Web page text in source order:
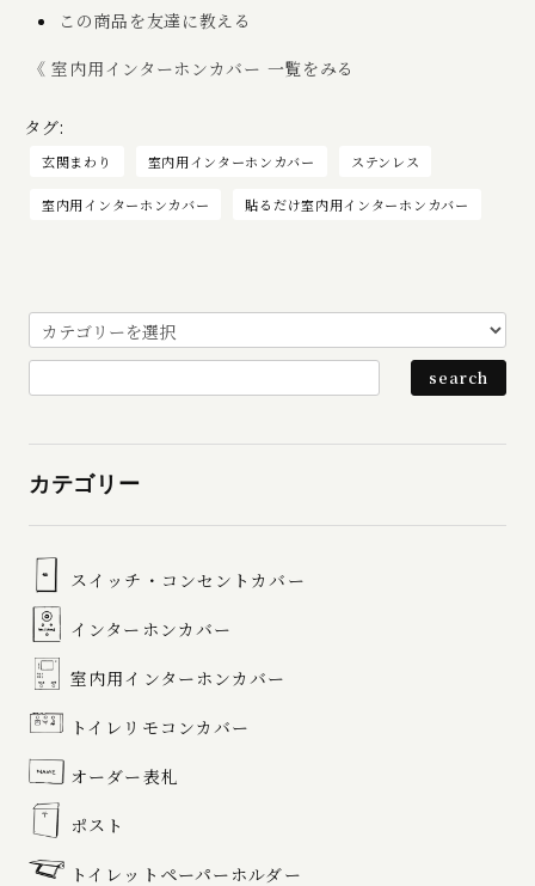
この商品を友達に教える
《 室内用インターホンカバー 一覧をみる
タグ:
玄関まわり 室内用インターホンカバー ステンレス
室内用インターホンカバー 貼るだけ室内用インターホンカバー
カテゴリー
スイッチ・コンセントカバー
インターホンカバー
室内用インターホンカバー
トイレリモコンカバー
オーダー表札
ポスト
トイレットペーパーホルダー